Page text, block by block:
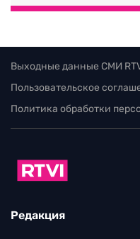
Выходные данные СМИ
Пользовательское
Политика обработки
Редакция